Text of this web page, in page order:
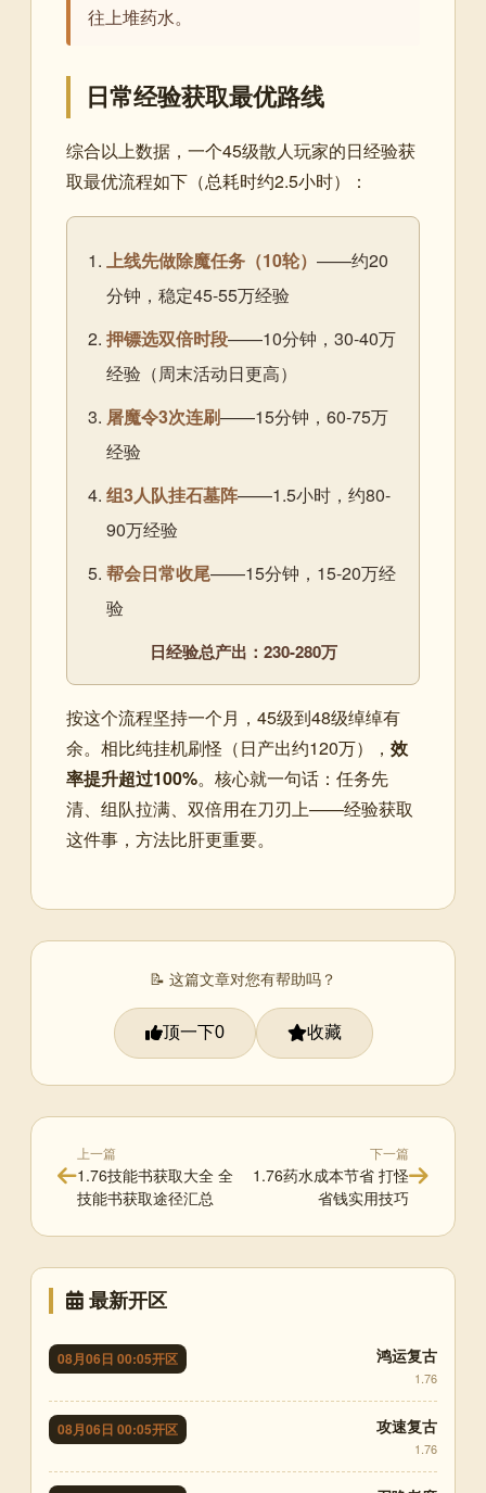
往上堆药水。
日常经验获取最优路线
综合以上数据，一个45级散人玩家的日经验获
取最优流程如下（总耗时约2.5小时）：
上线先做除魔任务（10轮） ——约20
分钟，稳定45-55万经验
押镖选双倍时段——10分钟，30-40万
经验（周末活动日更高）
屠魔令3次连刷——15分钟，60-75万
经验
组3人队挂石墓阵——1.5小时，约80-
90万经验
帮会日常收尾——15分钟，15-20万经
验
日经验总产出：230-280万
按这个流程坚持一个月，45级到48级绰绰有
余。相比纯挂机刷怪（日产出约120万）， 效
率提升超过100%。核心就一句话：任务先
清、组队拉满、双倍用在刀刃上——经验获取
这件事，方法比肝更重要。
📝 这篇文章对您有帮助吗？
顶一下0 收藏
上一篇
1.76技能书获取大全 全
技能书获取途径汇总
下一篇
1.76药水成本节省 打怪
省钱实用技巧
最新开区
08月06日 00:05开区 鸿运复古
1.76
08月06日 00:05开区 攻速复古
1.76